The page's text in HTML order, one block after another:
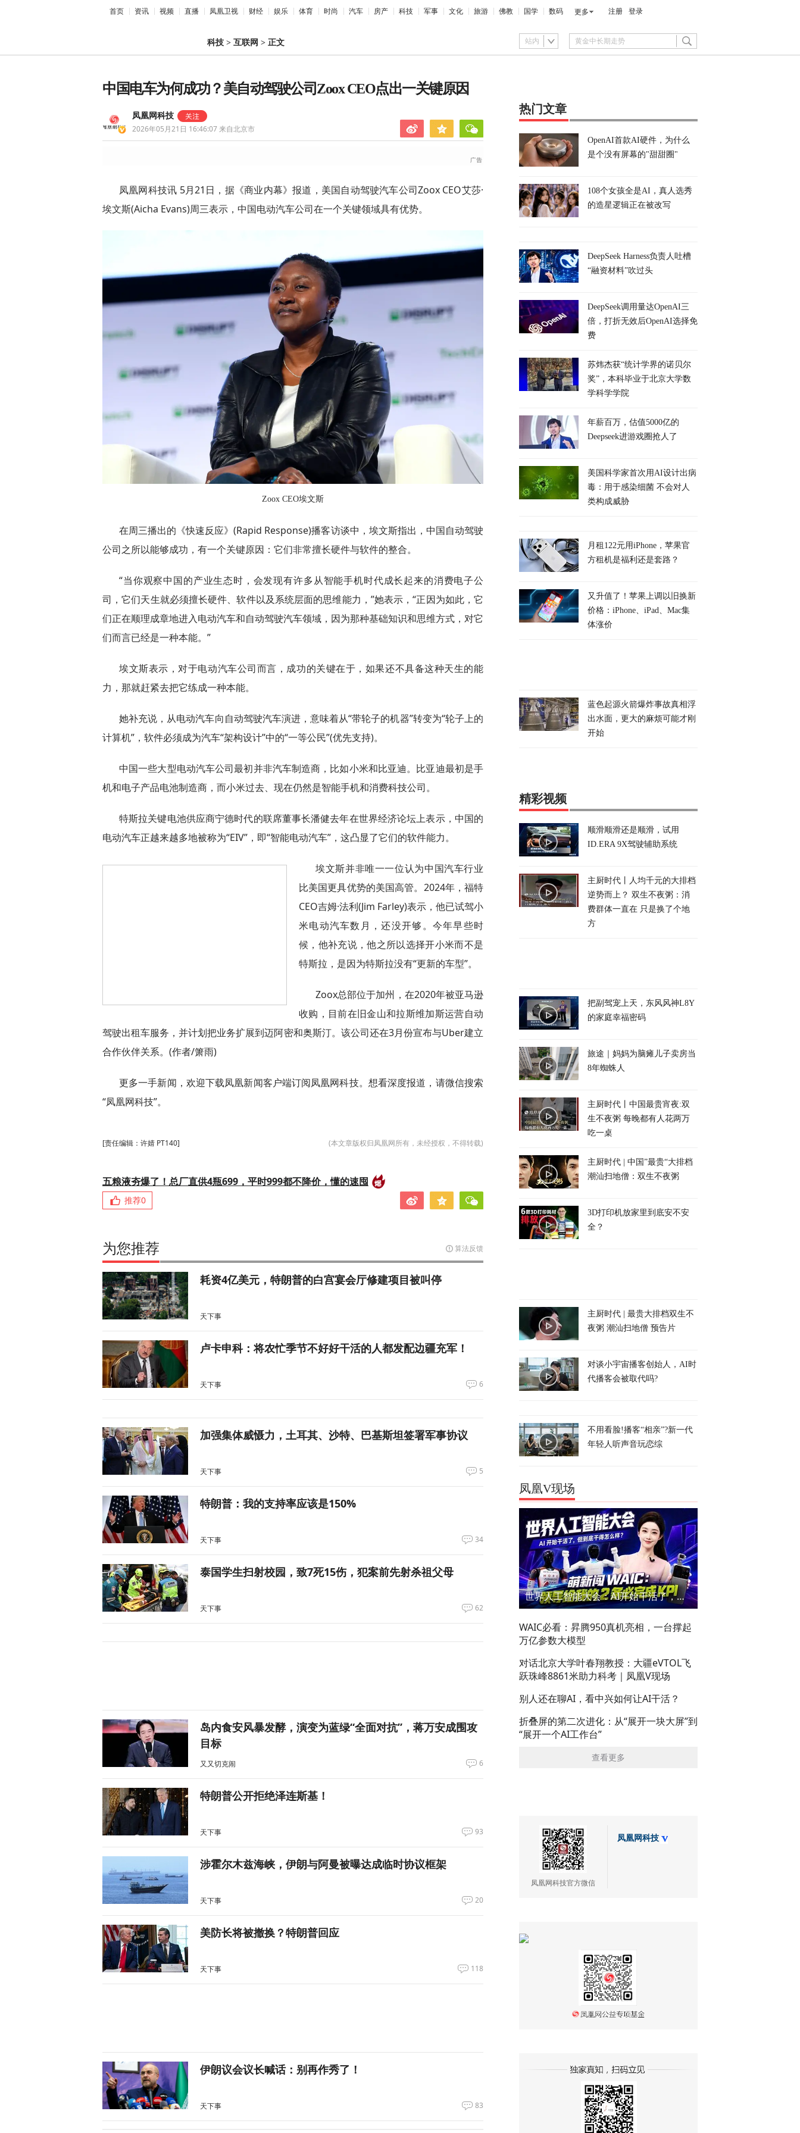
首页 资讯 视频 直播 凤凰卫视 财经 娱乐 体育 时尚 汽车 房产 科技 军事 文化 旅游 佛教 国学 数码 更多 注册 登录
科技 > 互联网 > 正文 站内
中国电车为何成功？美自动驾驶公司Zoox CEO点出一关键原因
凤凰网科技
2026年05月21日 16:46:07来自北京市
凤凰网科技讯 5月21日，据《商业内幕》报道，美国自动驾驶汽车公司Zoox CEO艾莎·
埃文斯(Aicha Evans)周三表示，中国电动汽车公司在一个关键领域具有优势。
Zoox CEO埃文斯
在周三播出的《快速反应》(Rapid Response)播客访谈中，埃文斯指出，中国自动驾驶
公司之所以能够成功，有一个关键原因：它们非常擅长硬件与软件的整合。
“当你观察中国的产业生态时，会发现有许多从智能手机时代成长起来的消费电子公
司，它们天生就必须擅长硬件、软件以及系统层面的思维能力，”她表示，“正因为如此，它
们正在顺理成章地进入电动汽车和自动驾驶汽车领域，因为那种基础知识和思维方式，对它
们而言已经是一种本能。”
埃文斯表示，对于电动汽车公司而言，成功的关键在于，如果还不具备这种天生的能
力，那就赶紧去把它练成一种本能。
她补充说，从电动汽车向自动驾驶汽车演进，意味着从“带轮子的机器”转变为“轮子上的
计算机”，软件必须成为汽车“架构设计”中的“一等公民”(优先支持)。
中国一些大型电动汽车公司最初并非汽车制造商，比如小米和比亚迪。比亚迪最初是手
机和电子产品电池制造商，而小米过去、现在仍然是智能手机和消费科技公司。
特斯拉关键电池供应商宁德时代的联席董事长潘健去年在世界经济论坛上表示，中国的
电动汽车正越来越多地被称为“EIV”，即“智能电动汽车”，这凸显了它们的软件能力。
埃文斯并非唯一一位认为中国汽车行业
比美国更具优势的美国高管。2024年，福特
CEO吉姆·法利(Jim Farley)表示，他已试驾小
米电动汽车数月，还没开够。今年早些时
候，他补充说，他之所以选择开小米而不是
特斯拉，是因为特斯拉没有“更新的车型”。
Zoox总部位于加州，在2020年被亚马逊
收购，目前在旧金山和拉斯维加斯运营自动
驾驶出租车服务，并计划把业务扩展到迈阿密和奥斯汀。该公司还在3月份宣布与Uber建立
合作伙伴关系。(作者/箫雨)
更多一手新闻，欢迎下载凤凰新闻客户端订阅凤凰网科技。想看深度报道，请微信搜索
“凤凰网科技”。
[责任编辑：许婧 PT140] (本文章版权归凤凰网所有，未经授权，不得转载)
五粮液夯爆了！总厂直供4瓶699，平时999都不降价，懂的速囤
推荐0
为您推荐 算法反馈
耗资4亿美元，特朗普的白宫宴会厅修建项目被叫停
天下事
卢卡申科：将农忙季节不好好干活的人都发配边疆充军！
天下事 6
加强集体威慑力，土耳其、沙特、巴基斯坦签署军事协议
天下事 5
特朗普：我的支持率应该是150%
天下事 34
泰国学生扫射校园，致7死15伤，犯案前先射杀祖父母
天下事 62
岛内食安风暴发酵，演变为蓝绿“全面对抗”，蒋万安成围攻
目标
又又切克闹 6
特朗普公开拒绝泽连斯基！
天下事 93
涉霍尔木兹海峡，伊朗与阿曼被曝达成临时协议框架
天下事 20
美防长将被撤换？特朗普回应
天下事 118
伊朗议会议长喊话：别再作秀了！
天下事 83
热门文章
OpenAI首款AI硬件，为什么
是个没有屏幕的"甜甜圈"
108个女孩全是AI，真人选秀
的造星逻辑正在被改写
DeepSeek Harness负责人吐槽
“融资材料”吹过头
DeepSeek调用量达OpenAI三
倍，打折无效后OpenAI选择免
费
苏炜杰获“统计学界的诺贝尔
奖”，本科毕业于北京大学数
学科学学院
年薪百万，估值5000亿的
Deepseek进游戏圈抢人了
美国科学家首次用AI设计出病
毒：用于感染细菌 不会对人
类构成威胁
月租122元用iPhone，苹果官
方租机是福利还是套路？
又升值了！苹果上调以旧换新
价格：iPhone、iPad、Mac集
体涨价
蓝色起源火箭爆炸事故真相浮
出水面，更大的麻烦可能才刚
开始
精彩视频
顺滑顺滑还是顺滑，试用
ID.ERA 9X驾驶辅助系统
主厨时代丨人均千元的大排档
逆势而上？ 双生不夜粥：消
费群体一直在 只是换了个地
方
把副驾宠上天，东风风神L8Y
的家庭幸福密码
旅途｜妈妈为脑瘫儿子卖房当
8年蜘蛛人
主厨时代丨中国最贵宵夜:双
生不夜粥 每晚都有人花两万
吃一桌
主厨时代 | 中国”最贵“大排档
潮汕扫地僧：双生不夜粥
3D打印机放家里到底安不安
全？
主厨时代 | 最贵大排档双生不
夜粥 潮汕扫地僧 预告片
对谈小宇宙播客创始人，AI时
代播客会被取代吗?
不用看脸!播客“相亲”?新一代
年轻人听声音玩恋综
凤凰V现场
世界人工智能大会：AI开始干活了，但到底干的怎么样？萌新闯WAIC
WAIC必看：昇腾950真机亮相，一台撑起
万亿参数大模型
对话北京大学叶春翔教授：大疆eVTOL飞
跃珠峰8861米助力科考｜凤凰V现场
别人还在聊AI，看中兴如何让AI干活？
折叠屏的第二次进化：从“展开一块大屏”到
“展开一个AI工作台”
查看更多
凤凰网科技官方微信
凤凰网科技